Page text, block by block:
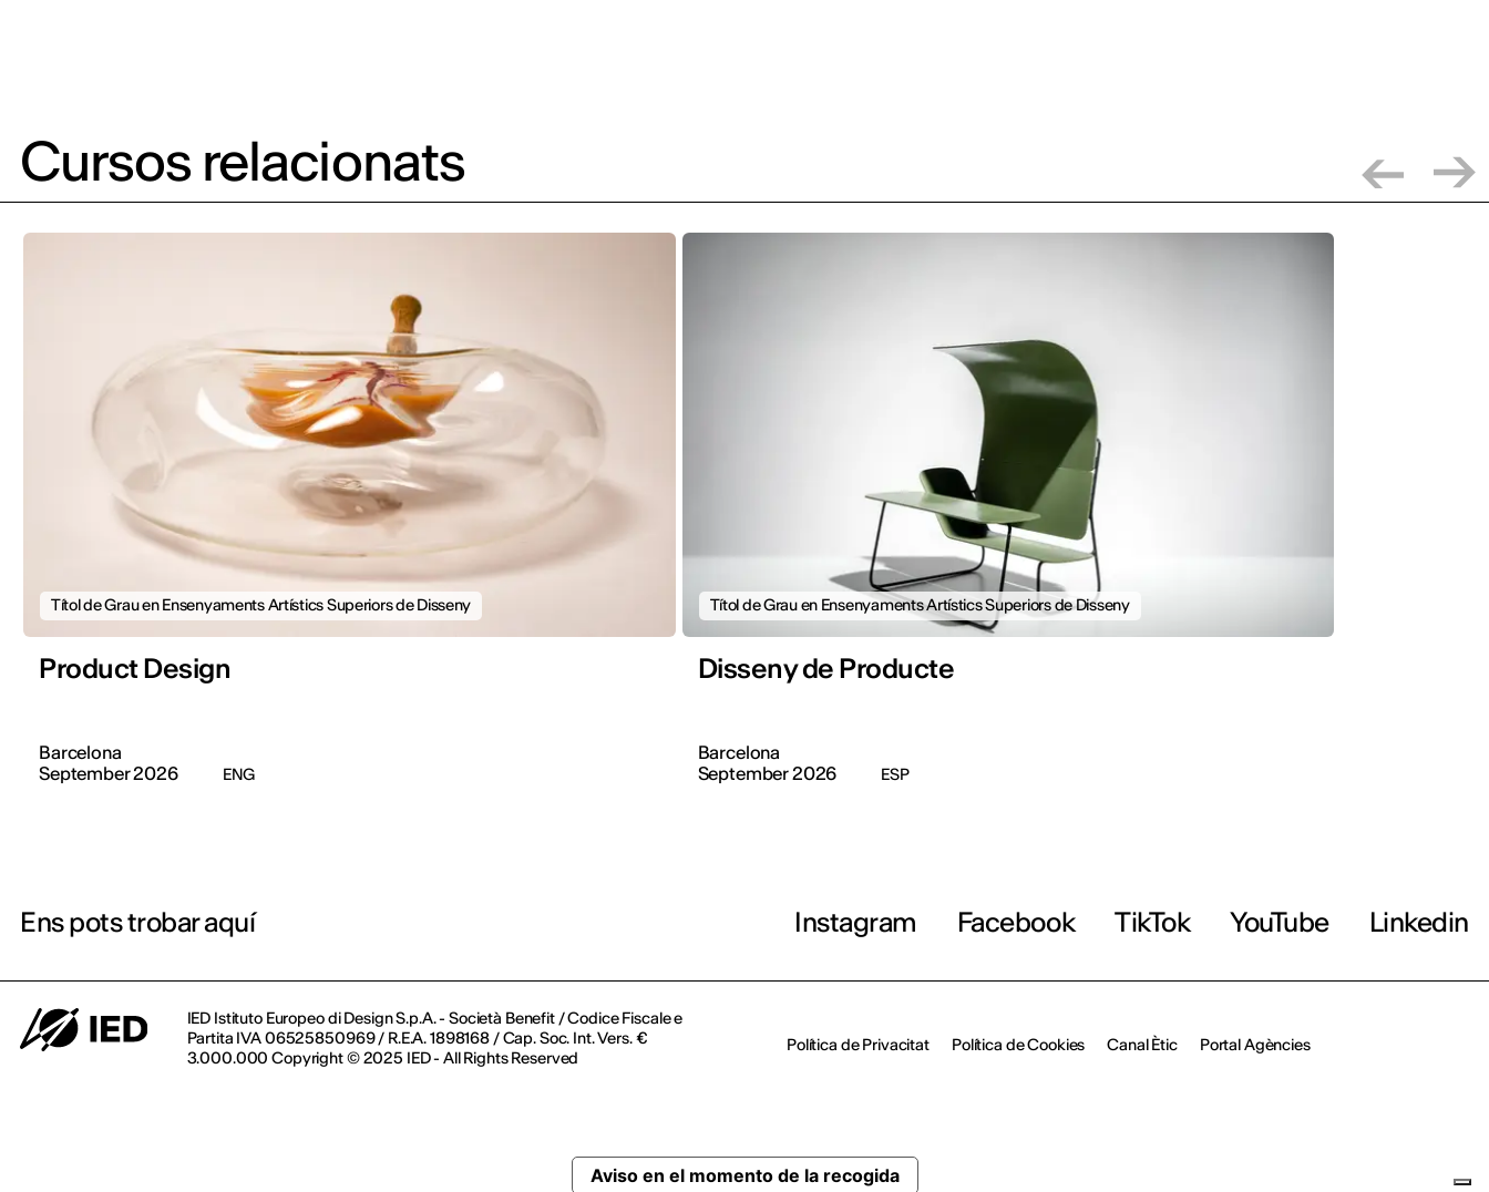
Cursos relacionats
Títol de Grau en Ensenyaments Artístics Superiors de Disseny
Product Design
Barcelona
September 2026
ENG
Títol de Grau en Ensenyaments Artístics Superiors de Disseny
Disseny de Producte
Barcelona
September 2026
ESP
Ens pots trobar aquí Instagram Facebook TikTok YouTube Linkedin
IED Istituto Europeo di Design S.p.A. - Società Benefit / Codice Fiscale e
Partita IVA 06525850969 / R.E.A. 1898168 / Cap. Soc. Int. Vers. €
3.000.000 Copyright © 2025 IED - All Rights Reserved
Política de Privacitat Política de Cookies Canal Ètic Portal Agències
Aviso en el momento de la recogida